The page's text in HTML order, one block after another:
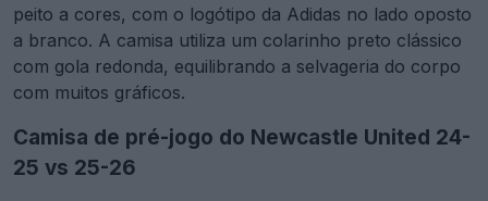
peito a cores, com o logótipo da Adidas no lado oposto
a branco. A camisa utiliza um colarinho preto clássico
com gola redonda, equilibrando a selvageria do corpo
com muitos gráficos.
Camisa de pré-jogo do Newcastle United 24-
25 vs 25-26